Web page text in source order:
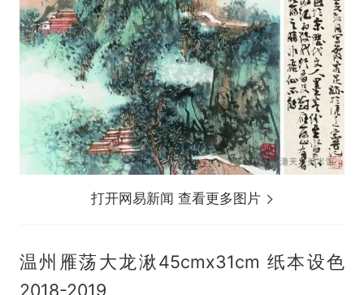
打开网易新闻 查看更多图片
温州雁荡大龙湫45cmx31cm 纸本设色
2018-2019